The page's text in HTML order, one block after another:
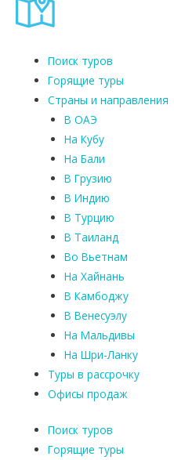
Поиск туров
Горящие туры
Страны и направления
В ОАЭ
На Кубу
На Бали
В Грузию
В Индию
В Турцию
В Таиланд
Во Вьетнам
На Хайнань
В Камбоджу
В Венесуэлу
На Мальдивы
На Шри-Ланку
Туры в рассрочку
Офисы продаж
Поиск туров
Горящие туры